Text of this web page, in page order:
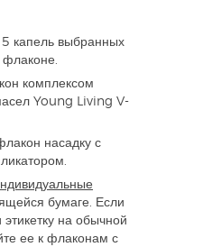
капель выбранных
флаконе.
комплексом
Young Living V-
насадку с
бумаге. Если
на обычной
ее к флаконам с